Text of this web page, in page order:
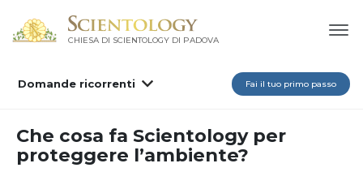
CHIESA DI SCIENTOLOGY DI PADOVA
Domande ricorrenti Fai il tuo primo passo
Che cosa fa Scientology per
proteggere l’ambiente?